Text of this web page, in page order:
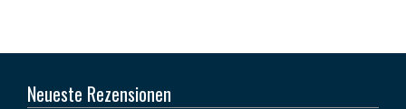
Neueste Rezensionen